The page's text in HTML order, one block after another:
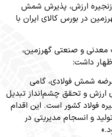
ارزش، پذیرش شمش
بورس کالای ایران با
و صنعتی گهرزمین،
فولادی، گامی
تحقق چشم‌انداز تبدیل
کشور است. این اقدام
انسجام مدیریتی در